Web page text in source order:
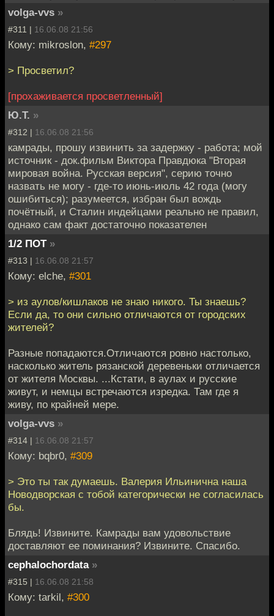
volga-vvs »
#311 | 16.06.08 21:56
Кому: mikroslon, #297
> Просветил?
[прохаживается просветленный]
Ю.Т. »
#312 | 16.06.08 21:56
камрады, прошу извинить за задержку - работа; мой
источник - док.фильм Виктора Правдюка "Вторая
мировая война. Русская версия", серию точно
назвать не могу - где-то июнь-июль 42 года (могу
ошибиться); разумеется, избран был вождь
почётный, и Сталин индейцами реально не правил,
однако сам факт достаточно показателен
1/2 ПОТ »
#313 | 16.06.08 21:57
Кому: elche, #301
> из аулов/кишлаков не знаю никого. Ты знаешь?
Если да, то они сильно отличаются от городских
жителей?
Разные попадаются.Отличаются ровно настолько,
насколько житель рязанской деревеньки отличается
от жителя Москвы. ...Кстати, в аулах и русские
живут, и немцы встречаются изредка. Там где я
живу, по крайней мере.
volga-vvs »
#314 | 16.06.08 21:57
Кому: bqbr0, #309
> Это ты так думаешь. Валерия Ильинична наша
Новодворская с тобой категорически не согласилась
бы.
Блядь! Извините. Камрады вам удовольствие
доставляют ее поминания? Извините. Спасибо.
cephalochordata »
#315 | 16.06.08 21:58
Кому: tarkil, #300